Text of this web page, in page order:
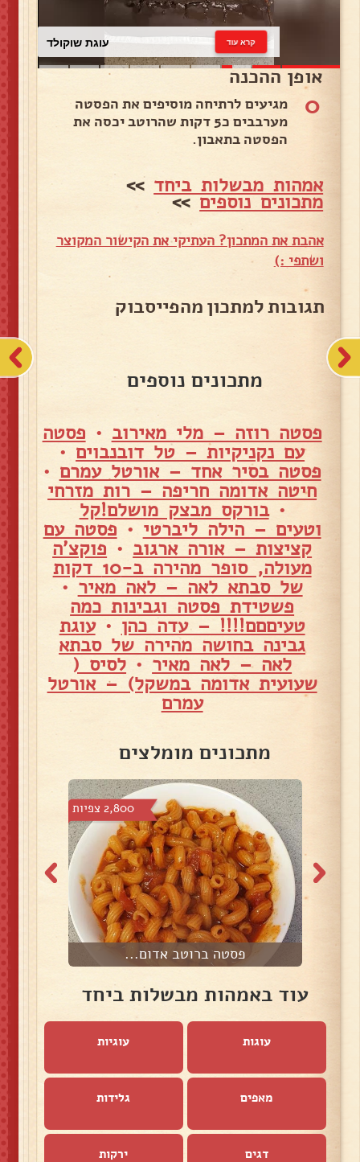
עוגת שוקולד קרא עוד
אופן ההכנה
0
מגיעים לרתיחה מוסיפים את הפסטה
מערבבים כ5 דקות שהרוטב יכסה את
הפסטה בתאבון.
אמהות מבשלות ביחד >>
מתכונים נוספים>>
אהבת את המתכון? העתיקי את הקישור המקוצר
ושתפי :)
תגובות למתכון מהפייסבוק
מתכונים נוספים
פסטה רוזה – מלי מאירוב • פסטה
עם נקניקיות – טל דובנבוים •
פסטה בסיר אחד – אורטל עמרם •
חיטה אדומה חריפה – רות מזרחי
•בורקס מבצק מושלם!קל
וטעים – הילה ליברטי • פסטה עם
קציצות – אורה ארגוב • פוקצ'ה
מעולה, סופר מהירה ב-10 דקות
של סבתא לאה – לאה מאיר •
פשטידת פסטה וגבינות כמה
טעיםםם!!!! – עדה כהן •עוגת
גבינה בחושה מהירה של סבתא
לאה – לאה מאיר • לסיס (
שעועית אדומה במשקל) – אורטל
עמרם
מתכונים מומלצים
2,800 צפיות
פסטה ברוטב אדום...
עוד באמהות מבשלות ביחד
עוגות עוגיות
מאפים גלידות
דגים ירקות